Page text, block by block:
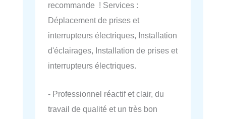
recommande ! Services :
Déplacement de prises et
interrupteurs électriques, Installation
d'éclairages, Installation de prises et
interrupteurs électriques.
- Professionnel réactif et clair, du
travail de qualité et un très bon